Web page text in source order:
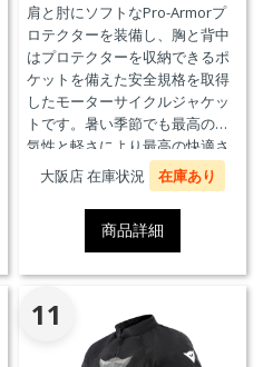
肩と肘にソフトなPro-Armorプ
ロテクターを装備し、胸と背中
はプロテクターを収納できるポ
ケットを備えた安全規格を取得
したモーターサイクルジャケッ
トです。暑い季節でも最高の通
気性と軽さにより最高の快適さ
を実現します。
大阪店 在庫状況 在庫あり
商品詳細
11